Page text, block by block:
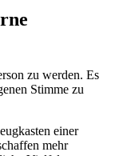
zu werden. Es
Stimme zu
einer
mehr